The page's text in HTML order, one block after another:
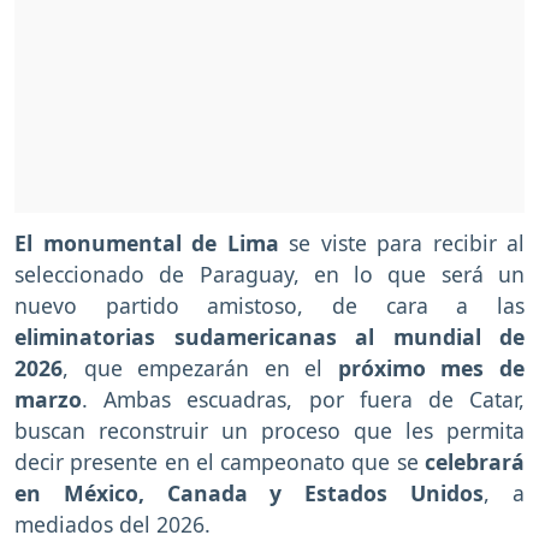
El monumental de Lima se viste para recibir al
seleccionado de Paraguay, en lo que será un
nuevo partido amistoso, de cara a las
eliminatorias sudamericanas al mundial de
2026, que empezarán en el próximo mes de
marzo. Ambas escuadras, por fuera de Catar,
buscan reconstruir un proceso que les permita
decir presente en el campeonato que se celebrará
en México, Canada y Estados Unidos, a
mediados del 2026.